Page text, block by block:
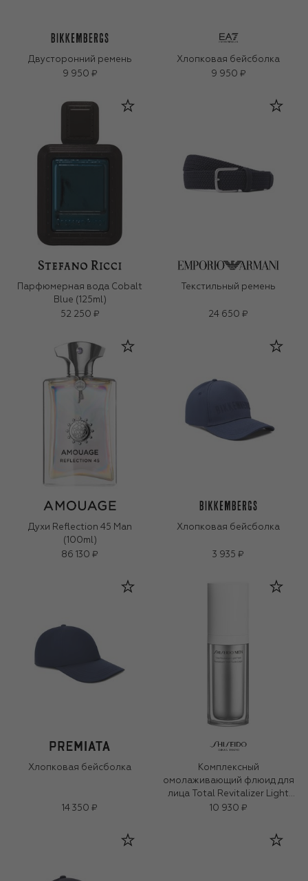
Двусторонний ремень
9 950 ₽
Хлопковая бейсболка
9 950 ₽
Парфюмерная вода Cobalt
Blue (125ml)
52 250 ₽
Текстильный ремень
24 650 ₽
Духи Reflection 45 Man
(100ml)
86 130 ₽
Хлопковая бейсболка
3 935 ₽
Хлопковая бейсболка
14 350 ₽
Комплексный
омолаживающий флюид для
лица Total Revitalizer Light
Fluid (70ml)
10 930 ₽